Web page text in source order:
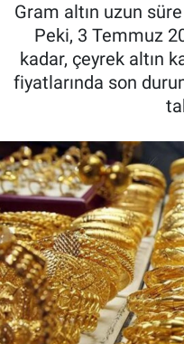
Gram altın uzun
Peki, 3 Temmuz
kadar, çeyrek altın
fiyatlarında son